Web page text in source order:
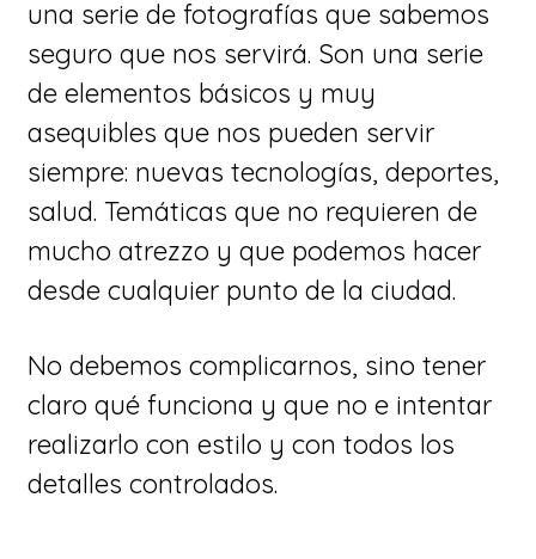
una serie de fotografías que sabemos
seguro que nos servirá. Son una serie
de elementos básicos y muy
asequibles que nos pueden servir
siempre: nuevas tecnologías, deportes,
salud. Temáticas que no requieren de
mucho atrezzo y que podemos hacer
desde cualquier punto de la ciudad.
No debemos complicarnos, sino tener
claro qué funciona y que no e intentar
realizarlo con estilo y con todos los
detalles controlados.